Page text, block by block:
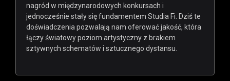
nagród w międzynarodowych konkursach i
jednocześnie stały się fundamentem Studia Fi. Dziś te
doświadczenia pozwalają nam oferować jakość, która
łączy światowy poziom artystyczny z brakiem
sztywnych schematów i sztucznego dystansu.